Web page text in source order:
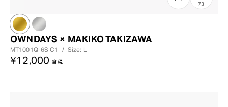
73
OWNDAYS × MAKIKO TAKIZAWA
MT1001Q-6SC1 / Size: L
¥12,000 含税